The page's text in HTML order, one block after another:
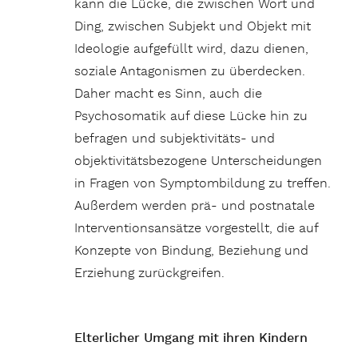
kann die Lücke, die zwischen Wort und
Ding, zwischen Subjekt und Objekt mit
Ideologie aufgefüllt wird, dazu dienen,
soziale Antagonismen zu überdecken.
Daher macht es Sinn, auch die
Psychosomatik auf diese Lücke hin zu
befragen und subjektivitäts- und
objektivitätsbezogene Unterscheidungen
in Fragen von Symptombildung zu treffen.
Außerdem werden prä- und postnatale
Interventionsansätze vorgestellt, die auf
Konzepte von Bindung, Beziehung und
Erziehung zurückgreifen.
Elterlicher Umgang mit ihren Kindern